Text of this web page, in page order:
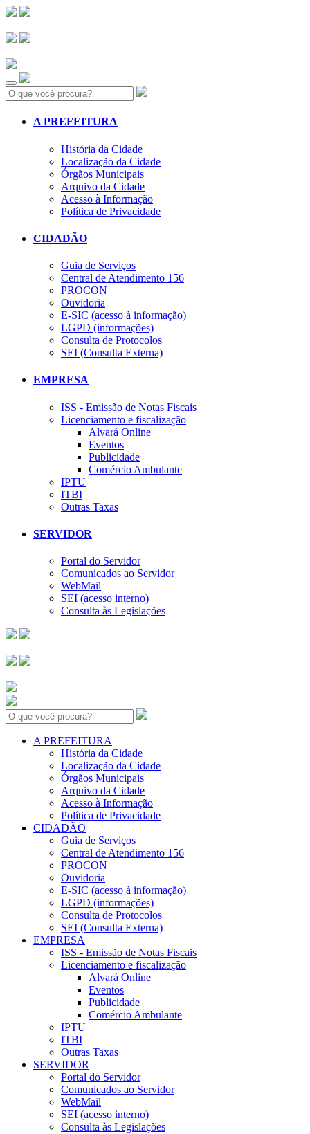
Search:
A PREFEITURA
História da Cidade
Localização da Cidade
Órgãos Municipais
Arquivo da Cidade
Acesso à Informação
Política de Privacidade
CIDADÃO
Guia de Serviços
Central de Atendimento 156
PROCON
Ouvidoria
E-SIC (acesso à informação)
LGPD (informações)
Consulta de Protocolos
SEI (Consulta Externa)
EMPRESA
ISS - Emissão de Notas Fiscais
Licenciamento e fiscalização
Alvará Online
Eventos
Publicidade
Comércio Ambulante
IPTU
ITBI
Outras Taxas
SERVIDOR
Portal do Servidor
Comunicados ao Servidor
WebMail
SEI (acesso interno)
Consulta às Legislações
Search:
A PREFEITURA
História da Cidade
Localização da Cidade
Órgãos Municipais
Arquivo da Cidade
Acesso à Informação
Política de Privacidade
CIDADÃO
Guia de Serviços
Central de Atendimento 156
PROCON
Ouvidoria
E-SIC (acesso à informação)
LGPD (informações)
Consulta de Protocolos
SEI (Consulta Externa)
EMPRESA
ISS - Emissão de Notas Fiscais
Licenciamento e fiscalização
Alvará Online
Eventos
Publicidade
Comércio Ambulante
IPTU
ITBI
Outras Taxas
SERVIDOR
Portal do Servidor
Comunicados ao Servidor
WebMail
SEI (acesso interno)
Consulta às Legislações